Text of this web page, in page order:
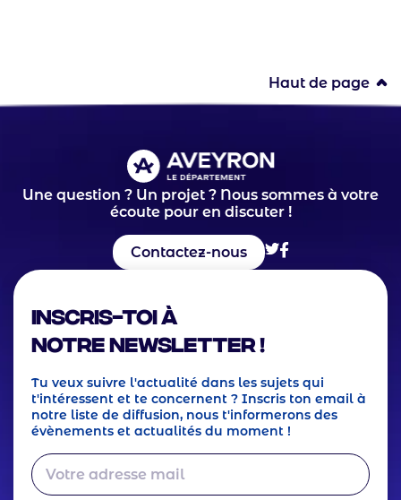
Haut de page
Une question ? Un projet ? Nous sommes à votre
écoute pour en discuter !
Contactez-nous
Inscris-toi à
notre Newsletter !
Tu veux suivre l'actualité dans les sujets qui
t'intéressent et te concernent ? Inscris ton email à
notre liste de diffusion, nous t'informerons des
évènements et actualités du moment !